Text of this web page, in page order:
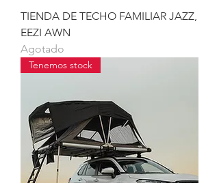
TIENDA DE TECHO FAMILIAR JAZZ,
EEZI AWN
Agotado
Tenemos stock